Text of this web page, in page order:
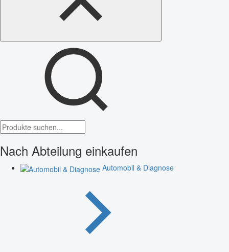
Nach Abteilung einkaufen
Automobil & Diagnose